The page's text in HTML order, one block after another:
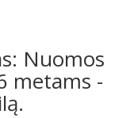
Nuomos
metams -